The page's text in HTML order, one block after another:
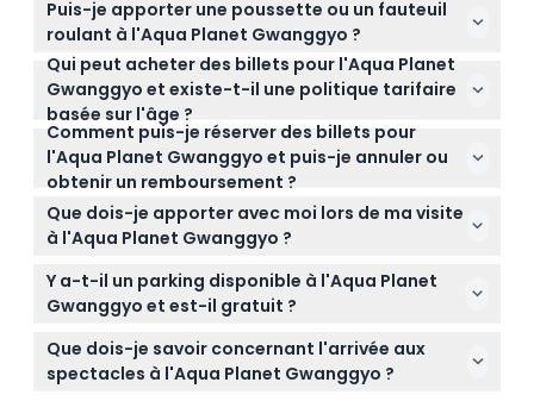
Comment s'y rendre
Comment échanger
Politique d'annulation
de 10h30 à 19h30, avec la dernière admission à
18h30 (sous réserve de modification — veuillez
confirmer au moment de la réservation).
Puis-je apporter une poussette ou un fauteuil
roulant à l'Aqua Planet Gwanggyo ?
Oui, l'Aqua Planet Gwanggyo est accessible aux
poussettes et fauteuils roulants, ce qui le rend
pratique pour les visiteurs ayant des besoins de
mobilité.
Qui peut acheter des billets pour l'Aqua Planet
Gwanggyo et existe-t-il une politique tarifaire
basée sur l'âge ?
Cette attraction est réservée aux étrangers
uniquement ; les ressortissants coréens ne peuvent
pas acheter de billets. Les enfants âgés de 3 ans et
plus paient le même tarif que les adultes, tandis
que les nourrissons de moins de 3 ans entrent
Comment puis-je réserver des billets pour
l'Aqua Planet Gwanggyo et puis-je annuler ou
obtenir un remboursement ?
Vous pouvez réserver des billets en ligne
directement sur ce site. Veuillez noter que les billets
ne sont ni remboursables, ni annulables, et doivent
être utilisés à la date et à l'heure réservées.
Que dois-je apporter avec moi lors de ma visite
à l'Aqua Planet Gwanggyo ?
Apportez votre passeport pour vérifier votre statut
d'étranger et pour l'entrée gratuite des nourrissons,
ainsi que des chaussures confortables pour vous
promener dans l'aquarium.
Y a-t-il un parking disponible à l'Aqua Planet
Gwanggyo et est-il gratuit ?
Oui, un parking gratuit est disponible pendant 2
heures à l'Aqua Planet Gwanggyo, vous n'avez donc
pas à vous soucier de trouver une place.
Que dois-je savoir concernant l'arrivée aux
spectacles à l'Aqua Planet Gwanggyo ?